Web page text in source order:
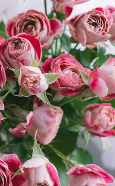
真は、実際にお届けする商
は生き物なので、どうして
差はありますが、できる
のをお届けできるように人
。